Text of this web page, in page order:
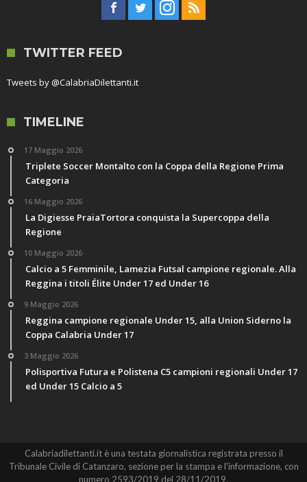
TWITTER FEED
Tweets by @CalabriaDilettanti.it
TIMELINE
17 Maggio 2026
Triplete Soccer Montalto con la Coppa della Regione Prima
Categoria
16 Maggio 2026
La Digiesse PraiaTortora conquista la Supercoppa della
Regione
10 Maggio 2026
Calcio a 5 Femminile, Lamezia Futsal campione regionale. Alla
Reggina i titoli Élite Under 17 ed Under 16
9 Maggio 2026
Reggina campione regionale Under 15, alla Union Siderno la
Coppa Calabria Under 17
3 Maggio 2026
Polisportiva Futura e Polistena C5 campioni regionali Under 17
ed Under 15 Calcio a 5
Calabriadilettanti.it è una testata giornalistica registrata presso il
Tribunale Civile di Catanzaro, sezione per la stampa e l'informazione, con
numero 2593/2019 del 28/11/2019.